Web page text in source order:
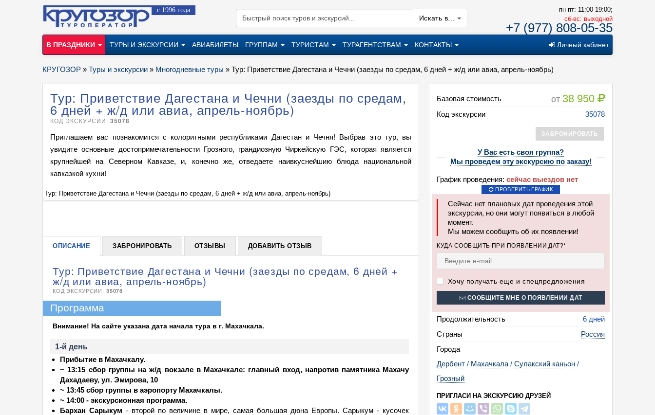
с 1996 года
Искать в...
пн-пт: 11:00-19:00;
cб-вс: выходной
+7 (977) 808-05-35
В ПРАЗДНИКИ ТУРЫ И ЭКСКУРСИИ АВИАБИЛЕТЫ ГРУППАМ ТУРИСТАМ ТУРАГЕНТСТВАМ КОНТАКТЫ Личный кабинет
КРУГОЗОР » Туры и экскурсии » Многодневные туры » Тур: Приветствие Дагестана и Чечни (заезды по средам, 6 дней + ж/д или авиа, апрель-ноябрь)
Базовая стоимость от 38 950
Код экскурсии 35078
ЗАБРОНИРОВАТЬ
У Вас есть своя группа?
Мы проведем эту экскурсию по заказу!
График проведения: сейчас выездов нет
ПРОВЕРИТЬ ГРАФИК
Сейчас нет плановых дат проведения этой
экскурсии, но они могут появиться в любой
момент.
Мы можем сообщить об их появлении!
КУДА СООБЩИТЬ ПРИ ПОЯВЛЕНИИ ДАТ?*
Хочу получать еще и спецпредложения
СООБЩИТЕ МНЕ О ПОЯВЛЕНИИ ДАТ
Продолжительность
6 дней
Страны
Россия
Города
Дербент / Махачкала /Сулакский каньон /
Грозный
ПРИГЛАСИ НА ЭКСКУРСИЮ ДРУЗЕЙ
Тур: Приветствие Дагестана и Чечни (заезды по средам,
6 дней + ж/д или авиа, апрель-ноябрь)
КОД ЭКСКУРСИИ:35078
Приглашаем вас познакомится с колоритными республиками Дагестан и Чечня! Выбрав это тур, вы
увидите основные достопримечательности Грозного, грандиозную Чиркейскую ГЭС, которая является
крупнейшей на Северном Кавказе, и, конечно же, отведаете наивкуснейшию блюда национальной
кавказкой кухни!
Тур: Приветствие Дагестана и Чечни (заезды по средам, 6 дней + ж/д или авиа, апрель-ноябрь) Тур: Приветствие Дагестана и Чечни (заезды по средам, 6 дней + ж/д или
ОПИСАНИЕ ЗАБРОНИРОВАТЬ ОТЗЫВЫ ДОБАВИТЬ ОТЗЫВ
Тур: Приветствие Дагестана и Чечни (заезды по средам, 6 дней +
ж/д или авиа, апрель-ноябрь)
КОД ЭКСКУРСИИ: 35078
Программа
Внимание! На сайте указана дата начала тура в г. Махачкала.
1-й день
Прибытие в Махачкалу.
~ 13:15 сбор группы на ж/д вокзале в Махачкале: главный вход, напротив памятника Махачу
Дахадаеву, ул. Эмирова, 10
~ 13:45 сбор группы в аэропорту Махачкалы.
~ 14:00 - экскурсионная программа.
Бархан Сарыкум - второй по величине в мире, самая большая дюна Европы. Сарыкум - кусочек